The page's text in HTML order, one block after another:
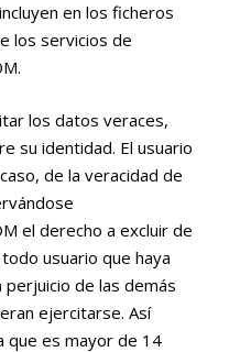
en los ficheros
los servicios de
los datos veraces,
su identidad. El usuario
de la veracidad de
el derecho a excluir de
usuario que haya
de las demás
ejercitarse. Así
que es mayor de 14